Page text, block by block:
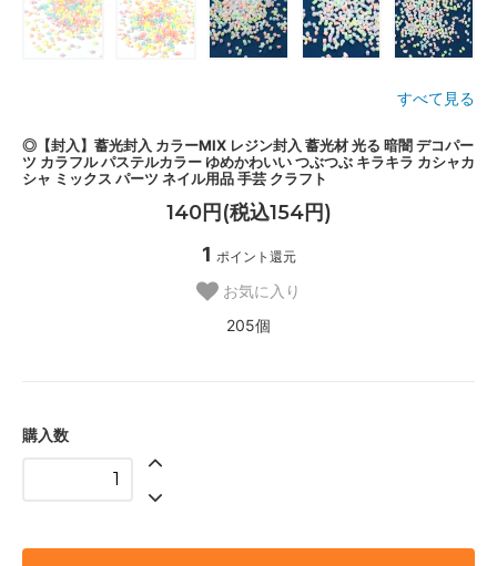
すべて見る
◎【封入】蓄光封入 カラーMIX レジン封入 蓄光材 光る 暗闇 デコパー
ツ カラフル パステルカラー ゆめかわいい つぶつぶ キラキラ カシャカ
シャ ミックス パーツ ネイル用品 手芸 クラフト
140円(税込154円)
1 ポイント還元
お気に入り
205個
購入数